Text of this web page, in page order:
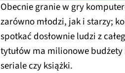
Obecnie granie w gry
zarówno młodzi, jak i starzy;
spotkać dosłownie ludzi z
tytułów ma milionowe
seriale czy książki.